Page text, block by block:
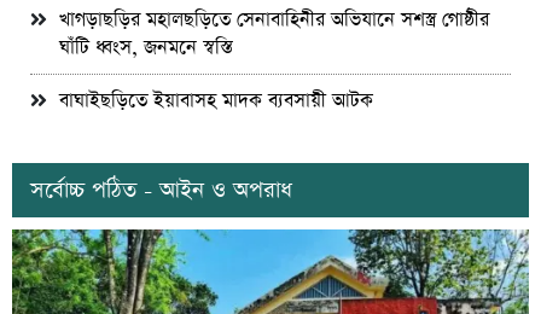
খাগড়াছড়ির মহালছড়িতে সেনাবাহিনীর অভিযানে সশস্ত্র গোষ্ঠীর
ঘাঁটি ধ্বংস, জনমনে স্বস্তি
বাঘাইছড়িতে ইয়াবাসহ মাদক ব্যবসায়ী আটক
সর্বোচ্চ পঠিত - আইন ও অপরাধ